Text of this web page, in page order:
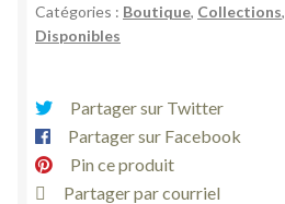
femme
nez
5
ml
de
Salvador
Catégories : Boutique, Collections,
Disponibles
Partager sur Twitter
Partager sur Facebook
Pin ce produit
Partager par courriel